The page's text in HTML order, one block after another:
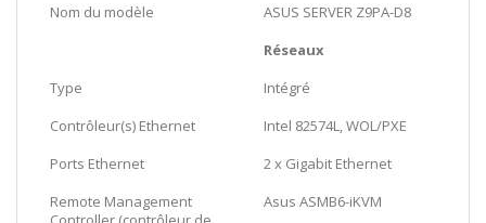
Nom du modèle
ASUS SERVER Z9PA-D8
Réseaux
Type
Intégré
Contrôleur(s) Ethernet
Intel 82574L, WOL/PXE
Ports Ethernet
2 x Gigabit Ethernet
Remote Management
Asus ASMB6-iKVM